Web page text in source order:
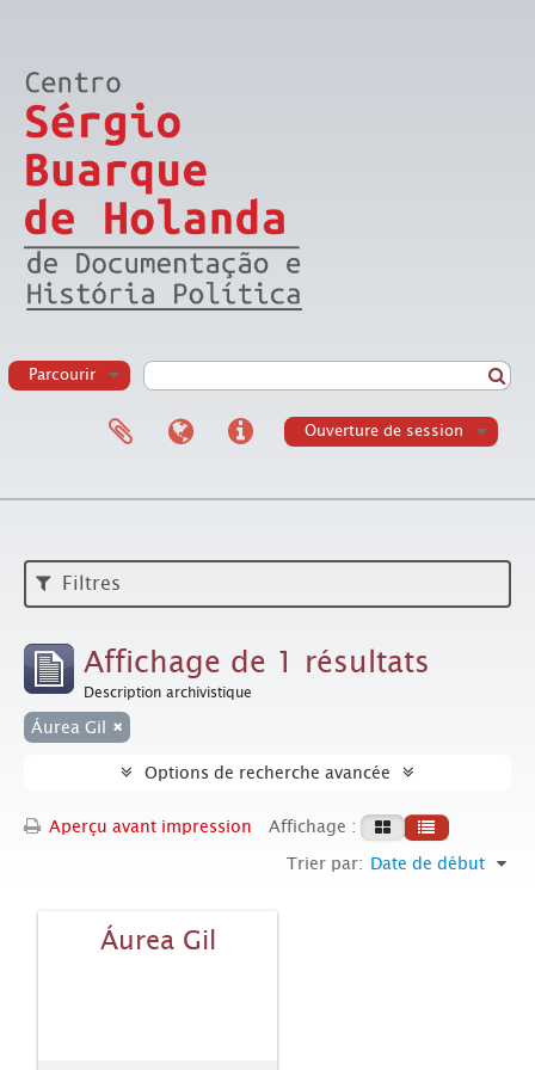
Parcourir
Ouverture de session
Filtres
Affichage de 1 résultats
Description archivistique
Áurea Gil
Options de recherche avancée
Aperçu avant impression
Affichage :
Trier par: Date de début
Áurea Gil